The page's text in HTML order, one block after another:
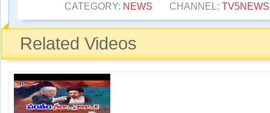
CATEGORY: NEWS CHANNEL: TV5NEWS
Related Videos